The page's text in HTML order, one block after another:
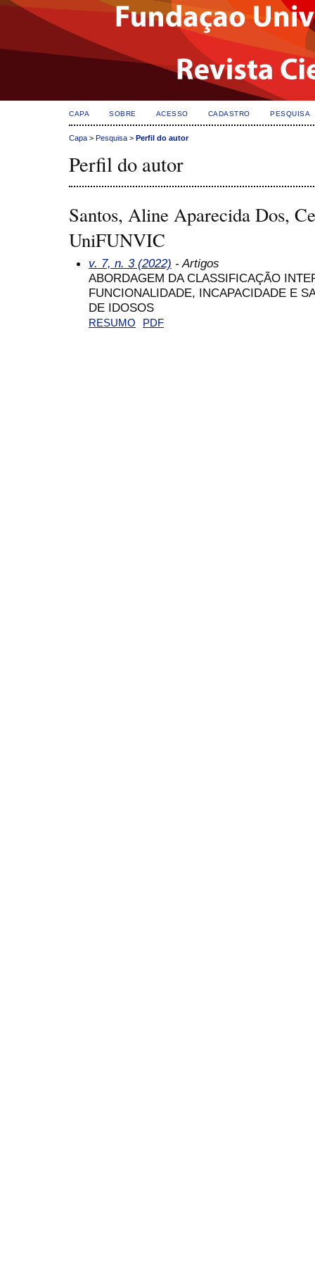
CAPA SOBRE ACESSO CADASTRO PESQUISA
Capa > Pesquisa > Perfil do autor
Perfil do autor
Santos, Aline Aparecida Dos,
UniFUNVIC
v. 7, n. 3 (2022) - Artigos
ABORDAGEM DA CLASSIFICAÇÃO
FUNCIONALIDADE, INCAPACIDADE E
DE IDOSOS
RESUMO PDF